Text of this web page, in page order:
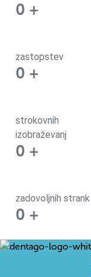
0 +
zastopstev
0 +
strokovnih
izobraževanj
0 +
zadovoljnih strank
0 +